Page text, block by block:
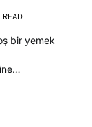
bir yemek